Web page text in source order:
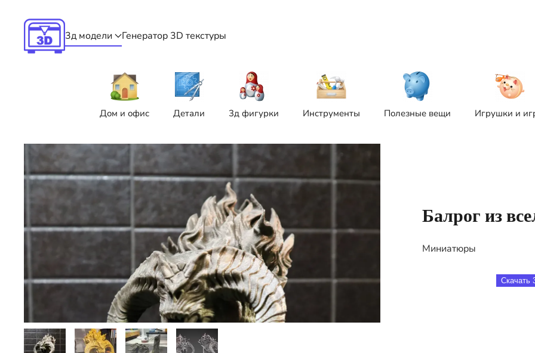
Skip to main content
3д модели Генератор 3D текстуры
Дом и офис Детали 3д фигурки Инструменты Полезные вещи Игрушки и
Балрог из
Миниатюры
Скачать